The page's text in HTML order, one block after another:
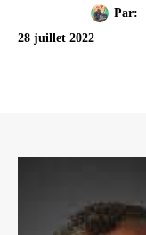
Par:
28 juillet 2022